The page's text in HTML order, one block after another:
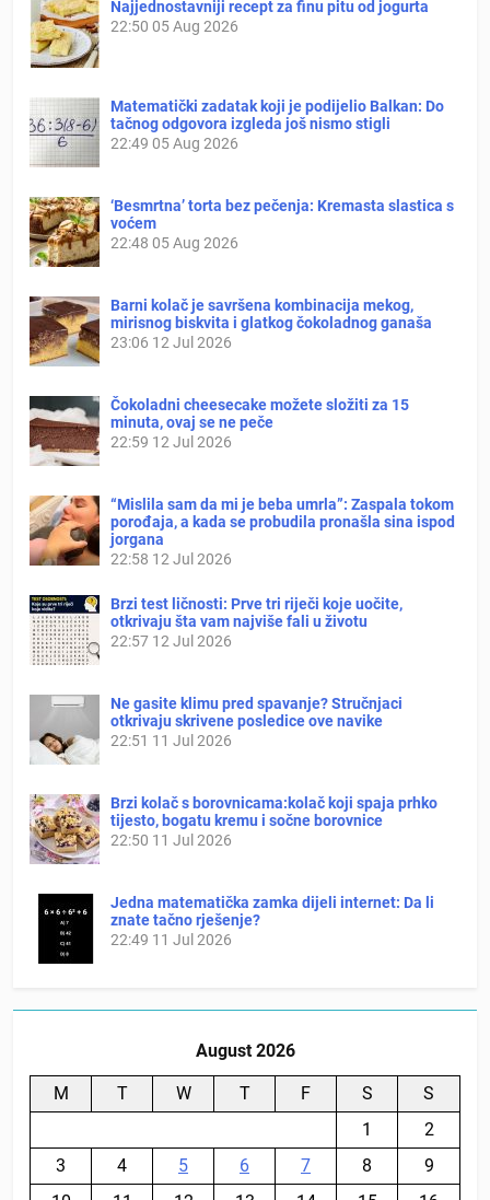
Najjednostavniji recept za finu pitu od jogurta
22:50 05 Aug 2026
Matematički zadatak koji je podijelio Balkan: Do
tačnog odgovora izgleda još nismo stigli
22:49 05 Aug 2026
‘Besmrtna’ torta bez pečenja: Kremasta slastica s
voćem
22:48 05 Aug 2026
Barni kolač je savršena kombinacija mekog,
mirisnog biskvita i glatkog čokoladnog ganaša
23:06 12 Jul 2026
Čokoladni cheesecake možete složiti za 15
minuta, ovaj se ne peče
22:59 12 Jul 2026
“Mislila sam da mi je beba umrla”: Zaspala tokom
porođaja, a kada se probudila pronašla sina ispod
jorgana
22:58 12 Jul 2026
Brzi test ličnosti: Prve tri riječi koje uočite,
otkrivaju šta vam najviše fali u životu
22:57 12 Jul 2026
Ne gasite klimu pred spavanje? Stručnjaci
otkrivaju skrivene posledice ove navike
22:51 11 Jul 2026
Brzi kolač s borovnicama:kolač koji spaja prhko
tijesto, bogatu kremu i sočne borovnice
22:50 11 Jul 2026
Jedna matematička zamka dijeli internet: Da li
znate tačno rješenje?
22:49 11 Jul 2026
August 2026
M T W T F S
S
1
2
3
4 5 6 7 8
9